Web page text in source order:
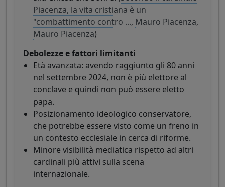
Piacenza, la vita cristiana è un
"combattimento contro ..., Mauro Piacenza,
Mauro Piacenza)
Debolezze e fattori limitanti
Età avanzata: avendo raggiunto gli 80 anni
nel settembre 2024, non è più elettore al
conclave e quindi non può essere eletto
papa.
Posizionamento ideologico conservatore,
che potrebbe essere visto come un freno in
un contesto ecclesiale in cerca di riforme.
Minore visibilità mediatica rispetto ad altri
cardinali più attivi sulla scena
internazionale.